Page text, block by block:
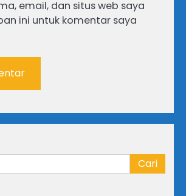
email, dan situs web saya
ini untuk komentar saya